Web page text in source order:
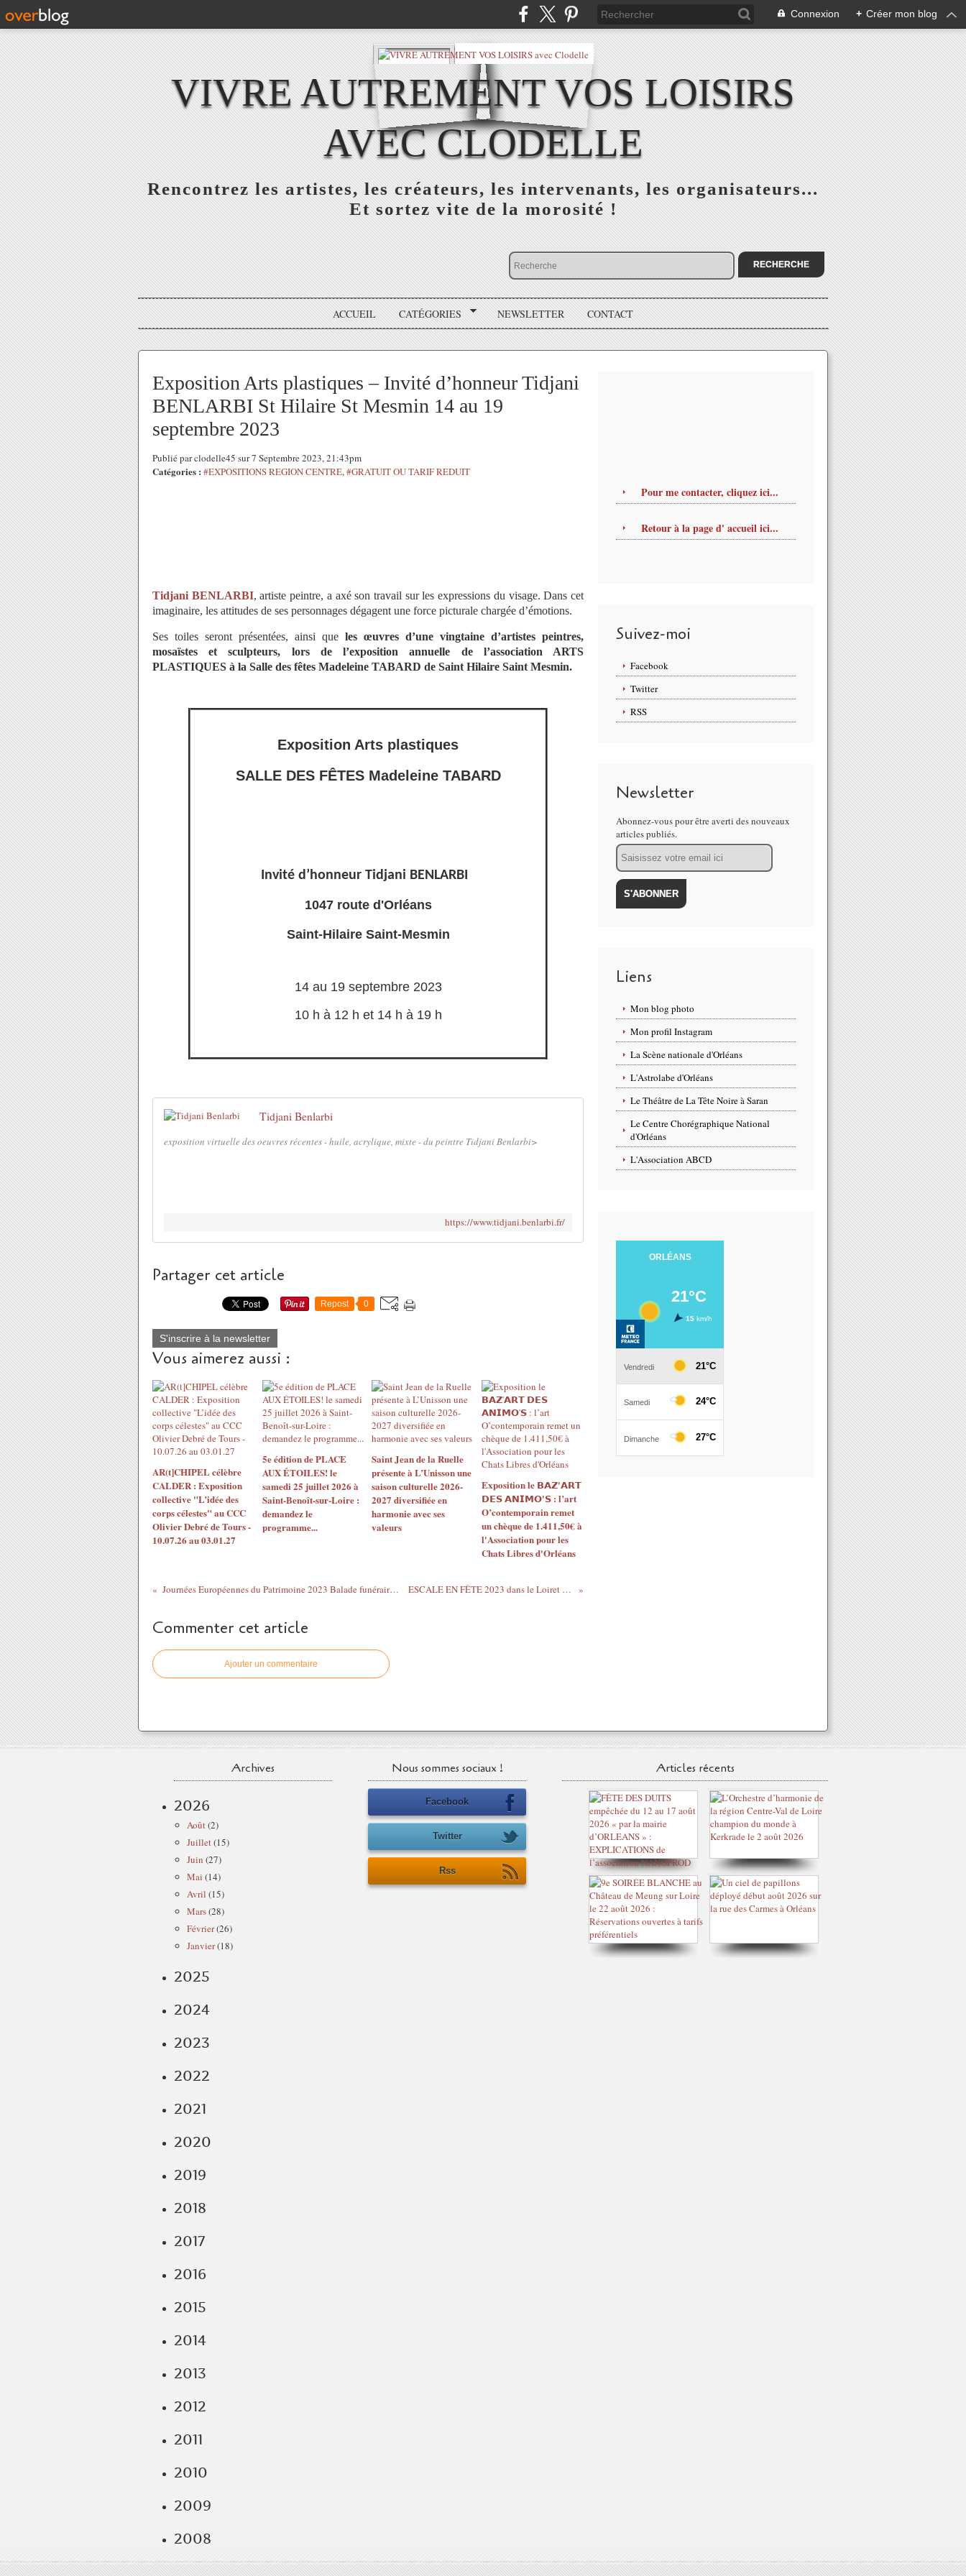
Connexion + Créer mon blog
VIVRE AUTREMENT VOS LOISIRS
AVEC CLODELLE
Rencontrez les artistes, les créateurs, les intervenants, les organisateurs...
Et sortez vite de la morosité !
ACCUEIL CATÉGORIES NEWSLETTER CONTACT
Exposition Arts plastiques – Invité d’honneur Tidjani
BENLARBI St Hilaire St Mesmin 14 au 19
septembre 2023
Publié par clodelle45 sur 7 Septembre 2023, 21:43pm
Catégories : #EXPOSITIONS REGION CENTRE,#GRATUIT OU TARIF REDUIT
Tidjani BENLARBI, artiste peintre, a axé son travail sur les expressions du visage. Dans cet
imaginaire, les attitudes de ses personnages dégagent une force picturale chargée d’émotions.
Ses toiles seront présentées, ainsi que les œuvres d’une vingtaine d’artistes peintres,
mosaïstes et sculpteurs, lors de l’exposition annuelle de l’association ARTS
PLASTIQUES à la Salle des fêtes Madeleine TABARD de Saint Hilaire Saint Mesmin.
Exposition Arts plastiques
SALLE DES FÊTES Madeleine TABARD
Invité d’honneur Tidjani BENLARBI
1047 route d'Orléans
Saint-Hilaire Saint-Mesmin
14 au 19 septembre 2023
10 h à 12 h et 14 h à 19 h
Tidjani Benlarbi
exposition virtuelle des oeuvres récentes - huile, acrylique, mixte - du peintre Tidjani Benlarbi>
https://www.tidjani.benlarbi.fr/
Partager cet article
Repost 0
S'inscrire à la newsletter
Vous aimerez aussi :
AR(t]CHIPEL célèbre
CALDER : Exposition
collective "L’idée des
corps célestes" au CCC
Olivier Debré de Tours -
10.07.26 au 03.01.27
5e édition de PLACE
AUX ÉTOILES! le
samedi 25 juillet 2026 à
Saint-Benoît-sur-Loire :
demandez le
programme...
Saint Jean de la Ruelle
présente à L’Unisson une
saison culturelle 2026-
2027 diversifiée en
harmonie avec ses
valeurs
Exposition le 𝗕𝗔𝗭'𝗔𝗥𝗧
𝗗𝗘𝗦 𝗔𝗡𝗜𝗠𝗢'𝗦 : l’art
O’contemporain remet
un chèque de 1.411,50€ à
l'Association pour les
Chats Libres d'Orléans
Journées Européennes du Patrimoine 2023 Balade funéraire et historique à Orléans et Fleury-les-Aubrais les 16 et 17 septembre ESCALE EN FÊTE 2023 dans le Loiret : les voiles peintes par LEMON ARTS & TAQUEN
Commenter cet article
Ajouter un commentaire
Pour me contacter, cliquez ici...
Retour à la page d' accueil ici...
Suivez-moi
Facebook
Twitter
RSS
Newsletter
Abonnez-vous pour être averti des nouveaux
articles publiés.
Email
Liens
Mon blog photo
Mon profil Instagram
La Scène nationale d'Orléans
L'Astrolabe d'Orléans
Le Théâtre de La Tête Noire à Saran
Le Centre Chorégraphique National
d'Orléans
L'Association ABCD
Archives
2026
Août(2)
Juillet(15)
Juin (27)
Mai (14)
Avril (15)
Mars(28)
Février(26)
Janvier(18)
2025
2024
2023
2022
2021
2020
2019
2018
2017
2016
2015
2014
2013
2012
2011
2010
2009
2008
Nous sommes sociaux !
Facebook
Twitter
Rss
Articles récents